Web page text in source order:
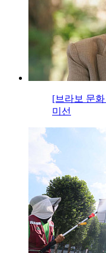
[브라보 문
미선